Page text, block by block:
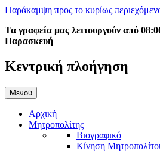
Παράκαμψη προς το κυρίως
Τα γραφεία μας λειτουργούν από
Παρασκευή
Κεντρική πλοήγηση
Μενού
Αρχική
Μητροπολίτης
Βιογραφικό
Κίνηση